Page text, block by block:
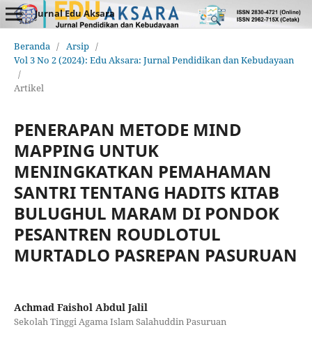
Jurnal Edu Aksara
Beranda / Arsip /
Vol 3 No 2 (2024): Edu Aksara: Jurnal Pendidikan dan Kebudayaan
/
Artikel
PENERAPAN METODE MIND
MAPPING UNTUK
MENINGKATKAN PEMAHAMAN
SANTRI TENTANG HADITS KITAB
BULUGHUL MARAM DI PONDOK
PESANTREN ROUDLOTUL
MURTADLO PASREPAN PASURUAN
Achmad Faishol Abdul Jalil
Sekolah Tinggi Agama Islam Salahuddin Pasuruan